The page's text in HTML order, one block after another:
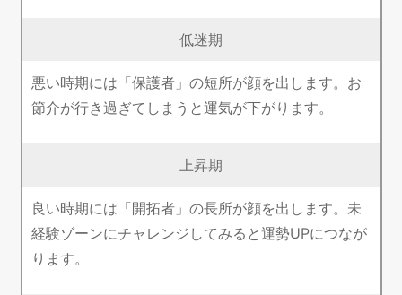
低迷期
悪い時期には「保護者」の短所が顔を出します。お
節介が行き過ぎてしまうと運気が下がります。
上昇期
良い時期には「開拓者」の長所が顔を出します。未
経験ゾーンにチャレンジしてみると運勢UPにつなが
ります。